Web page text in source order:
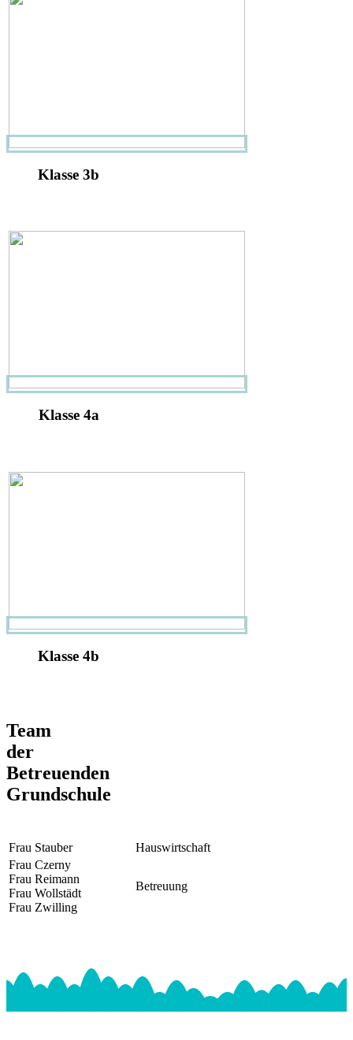
Klasse 3b
Klasse 4a
Klasse 4b
Team
der
Betreuenden
Grundschule
Frau Stauber
Hauswirtschaft
Frau Czerny
Frau Reimann
Frau Wollstädt
Frau Zwilling
Betreuung